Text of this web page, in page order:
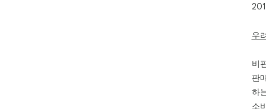
우
비
판
하
소